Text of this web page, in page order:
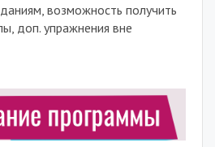
возможность получить
доп. упражнения вне